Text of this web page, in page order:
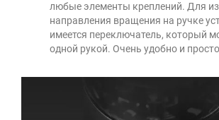
любые элементы креплений. Для
направления вращения на ручке
имеется переключатель, который
одной рукой. Очень удобно и